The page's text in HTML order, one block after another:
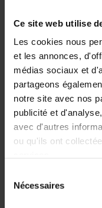
Ce site web utilise
Les cookies nous
et les annonces,
médias sociaux et
partageons
notre site avec nos
publicité et
avec d'autres
ou qu'ils ont
Nécessaires
presque impossible
resté en grande partie
Découpée au centre
d'appoint de siège
habituels, résultant du
Chaque chaise ou
Le tabouret Block est
Lire plus